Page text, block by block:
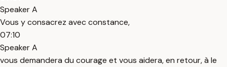
Speaker A
Vous y consacrez avec constance,
07:10
Speaker A
vous demandera du courage et vous aidera, en retour, à le